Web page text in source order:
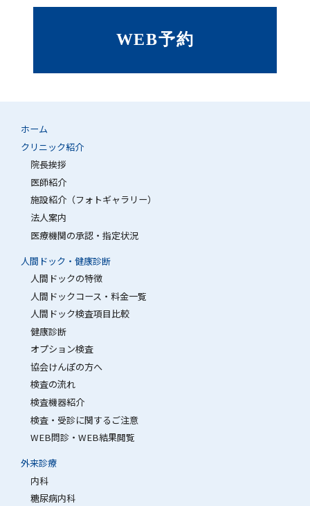
WEB予約
ホーム
クリニック紹介
院長挨拶
医師紹介
施設紹介（フォトギャラリー）
法人案内
医療機関の承認・指定状況
人間ドック・健康診断
人間ドックの特徴
人間ドックコース・料金一覧
人間ドック検査項目比較
健康診断
オプション検査
協会けんぽの方へ
検査の流れ
検査機器紹介
検査・受診に関するご注意
WEB問診・WEB結果閲覧
外来診療
内科
糖尿病内科